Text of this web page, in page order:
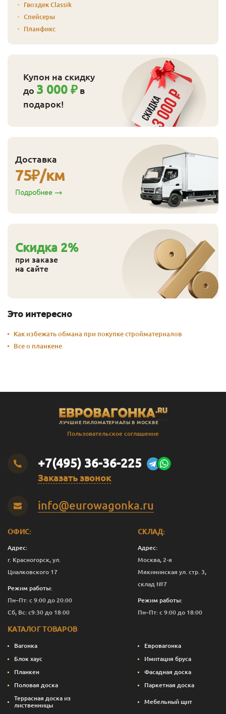
Гвоздек Classik
Спейсеры
Планфикс
Купон на скидку
до 3 000 ₽ в
подарок!
Доставка
75₽/км
Подробнее
Cкидка 2%
при заказе
на сайте
Это интересно
Как избежать обмана при покупке стройматериалов
Все о планкене
ЛУЧШИЕ ПИЛОМАТЕРИАЛЫ В МОСКВЕ
Пользовательское соглашение
+7(495) 36-36-225
Заказать звонок
info@eurowagonka.ru
ОФИС:
Адрес:
г. Красногорск, ул.
Циалковского 17
Режим работы:
Пн–Пт: с 9:00 до 20:00
Сб, Вс: с9:30 до 18:00
СКЛАД:
Адрес:
Москва, 2-я
Мякининская ул. стр. 3,
склад №7
Режим работы:
Пн–Пт: с 9:00 до 18:00
КАТАЛОГ ТОВАРОВ
Вагонка
Евровагонка
Блок хаус
Имитация бруса
Планкен
Фасадная доска
Половая доска
Паркетная доска
Террасная доска из
лиственницы
Мебельный щит